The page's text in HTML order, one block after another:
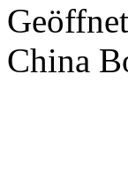
China